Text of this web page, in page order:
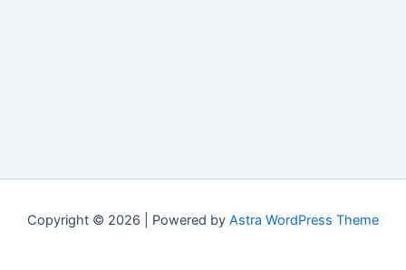
Copyright © 2026 | Powered by Astra WordPress Theme